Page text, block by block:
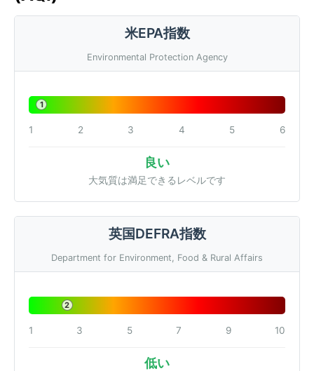
米EPA指数
Environmental Protection Agency
1
1 2 3 4 5 6
良い
大気質は満足できるレベルです
英国DEFRA指数
Department for Environment, Food & Rural Affairs
2
1 3 5 7 9 10
低い